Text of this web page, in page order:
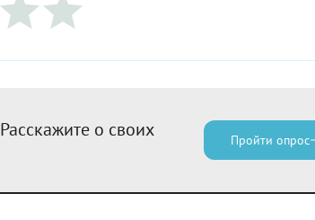
Расскажите о своих
Пройти опрос